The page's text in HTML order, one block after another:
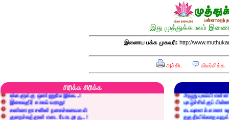
இது முத்துக்கமலம்
இணைய பக்க முகவரி: http://
அச்சிட விமர்சிக்க
சிரிக்க சிரிக்க
உங்களுக்கு ஒண்ணுமே இல்ல...!
இலையுதிர் காலம் வராது!
கண்ணதாசனின் நகைச்சுவைகள்
குறைச்சுத்தான் எடை போடறாரு...!
அவருக்கு ஒரு விவரமும் தெரியலடி!
மனிதர்களது
உள்ளங்கைகளில் ஏன்
புகழ்ச்சிக்குப்
கடவுளைக் காண
உயரத்தில் இருந்தால்